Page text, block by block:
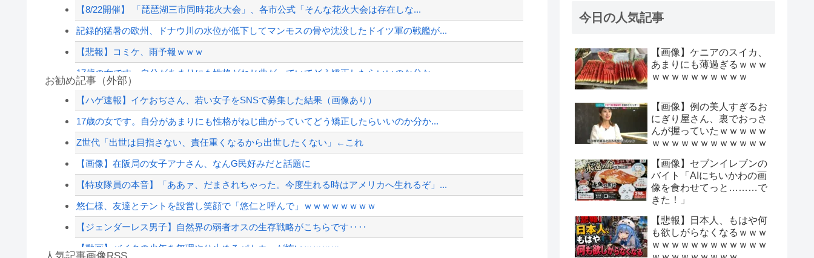
【8/22開催】 「琵琶湖三市同時花火大会」、各市公式「そんな花火大会は存在しな...
記録的猛暑の欧州、ドナウ川の水位が低下してマンモスの骨や沈没したドイツ軍の戦艦が...
【悲報】コミケ、雨予報ｗｗｗ
17歳の女です。自分があまりにも性格がねじ曲がっていてどう矯正したらいいのか分か...
8割がGemini利用、ChatGPTは68%
【画像】元暴走族のヤンキー女子高生が「可愛すぎるｗｗｗｗ」ﾊﾟｼｬ!!⇒
【速報】熊本県知事「報道に強い不満・苦情が寄せられている」→TBSの報道特集がま...
なぜフランス人はこれほど日本が好きなのか？…中国ネット「中国と北朝鮮を除いて日本...
【配信者】「金バエ」のSNS更新が1週間途絶え、様々な憶測が飛び交う。1週間ぶり...
【緊急速報】NYで警官が黒人男性の首を絞め、暴動第二波不可避へ
お勧め記事（外部）
【ハゲ速報】イケおぢさん、若い女子をSNSで募集した結果（画像あり）
17歳の女です。自分があまりにも性格がねじ曲がっていてどう矯正したらいいのか分か...
Z世代「出世は目指さない、責任重くなるから出世したくない」←これ
【画像】在阪局の女子アナさん、なんG民好みだと話題に
【特攻隊員の本音】「ああァ、だまされちゃった。今度生れる時はアメリカへ生れるぞ」...
悠仁様、友達とテントを設営し笑顔で「悠仁と呼んで」ｗｗｗｗｗｗｗｗ
【ジェンダーレス男子】自然界の弱者オスの生存戦略がこちらです‥‥
【動画】バイクの少年を無理やり止めるパトカーが怖いｗｗｗｗ
人気記事画像RSS
今日の人気記事
【画像】ケニアのスイカ、
あまりにも薄過ぎるｗｗｗ
ｗｗｗｗｗｗｗｗｗｗ
【画像】例の美人すぎるお
にぎり屋さん、裏でおっさ
んが握っていたｗｗｗｗｗ
ｗｗｗｗｗｗｗｗｗｗｗｗ
【画像】セブンイレブンの
バイト「AIにちいかわの画
像を食わせてっと………で
きた！」
【悲報】日本人、もはや何
も欲しがらなくなるｗｗｗ
ｗｗｗｗｗｗｗｗｗｗｗｗ